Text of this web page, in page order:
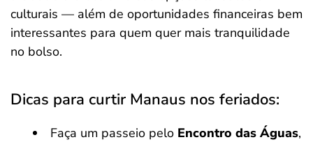
culturais — além de oportunidades financeiras bem
interessantes para quem quer mais tranquilidade
no bolso.
Dicas para curtir Manaus nos feriados:
Faça um passeio pelo Encontro das Águas,